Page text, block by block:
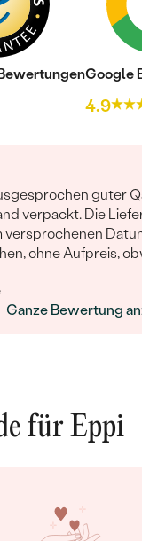
Google
4.9
guter
verpackt. Die
versprochenen
ohne Aufpreis,
telefonisch vom
Ganze Bewertung
für Eppi